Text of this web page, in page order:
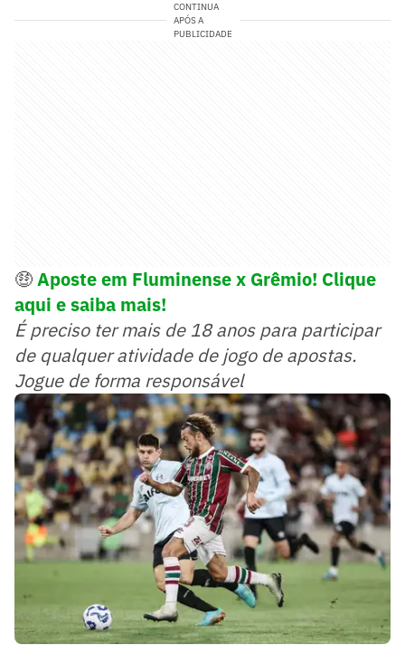
CONTINUA
APÓS A
PUBLICIDADE
🤑Aposte em Fluminense x Grêmio! Clique
aqui e saiba mais!
É preciso ter mais de 18 anos para participar
de qualquer atividade de jogo de apostas.
Jogue de forma responsável